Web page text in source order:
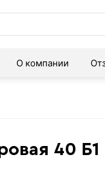
О компании
40 Б1